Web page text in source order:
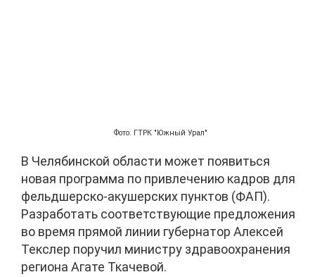
Фото: ГТРК "Южный Урал"
В Челябинской области может появиться
новая программа по привлечению кадров для
фельдшерско-акушерских пунктов (ФАП).
Разработать соответствующие предложения
во время прямой линии губернатор Алексей
Текслер поручил министру здравоохранения
региона Агате Ткачевой.